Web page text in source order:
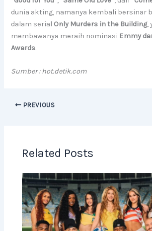
dunia akting, namanya kembali bersinar
dalam serial Only Murders in the Building,
membawanya meraih nominasi Emmy
Awards.
Sumber : hot.detik.com
PREVIOUS
Related Posts